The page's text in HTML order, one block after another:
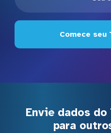
Comece
Envie dados
para